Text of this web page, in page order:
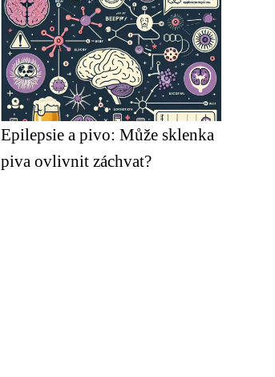
Epilepsie a pivo: Může sklenka
piva ovlivnit záchvat?